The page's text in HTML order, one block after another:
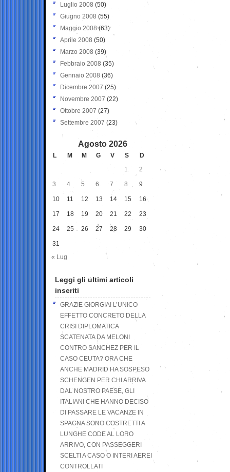
Luglio 2008 (50)
Giugno 2008 (55)
Maggio 2008(63)
Aprile 2008 (50)
Marzo 2008 (39)
Febbraio 2008 (35)
Gennaio 2008 (36)
Dicembre 2007 (25)
Novembre 2007 (22)
Ottobre 2007 (27)
Settembre 2007 (23)
Agosto 2026
L M M G V S
D
1
2
3 4 5 6 7 8 9
10 11 12 13 14 15 16
17 18 19 20 21 22 23
24 25 26 27 28 29 30
31
« Lug
Leggi gli ultimi articoli
inseriti
GRAZIE GIORGIA! L’UNICO
EFFETTO CONCRETO DELLA
CRISI DIPLOMATICA
SCATENATA DA MELONI
CONTRO SANCHEZ PER IL
CASO CEUTA? ORA CHE
ANCHE MADRID HA SOSPESO
SCHENGEN PER CHI ARRIVA
DAL NOSTRO PAESE, GLI
ITALIANI CHE HANNO DECISO
DI PASSARE LE VACANZE IN
SPAGNA SONO COSTRETTI A
LUNGHE CODE AL LORO
ARRIVO, CON PASSEGGERI
SCELTI A CASO O INTERI AEREI
CONTROLLATI